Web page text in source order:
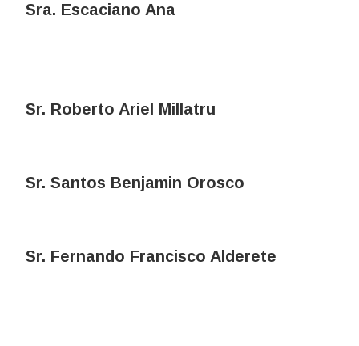
Sra. Escaciano Ana
Sr. Roberto Ariel Millatru
Sr. Santos Benjamin Orosco
Sr. Fernando Francisco Alderete